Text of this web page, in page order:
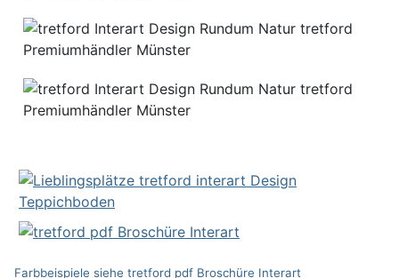
Farbbeispiele siehe tretford pdf Broschüre Interart